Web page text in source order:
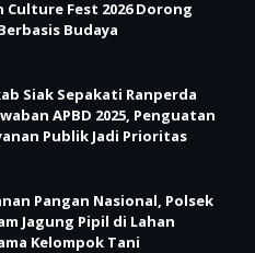
Culture Fest 2026 Dorong
Budaya
Siak Sepakati Ranperda
APBD 2025, Penguatan
Publik Jadi Prioritas
Pangan Nasional, Polsek
Jagung Pipil di Lahan
Kelompok Tani